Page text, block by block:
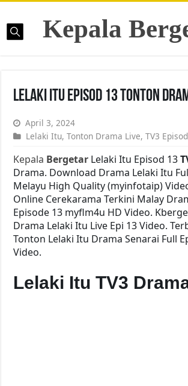
Kepala
Lelaki Itu Episod 13 Tonton
April 3, 2024
Lelaki Itu,Tonton Drama Live,TV3 Episod
Kepala Bergetar Lelaki Itu Episod 13
Drama. Download Drama Lelaki Itu
Melayu High Quality (myinfotaip)
Online Cerekarama Terkini Malay
Episode 13 myflm4u HD Video.
Drama Lelaki Itu Live Epi 13 Video.
Tonton Lelaki Itu Drama Senarai Full
Video.
Lelaki Itu TV3